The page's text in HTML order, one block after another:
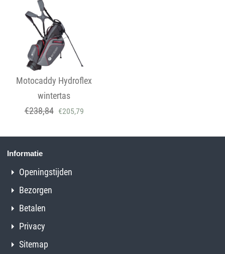
Motocaddy Hydroflex
wintertas
€238,84 €205,79
Informatie
Openingstijden
Bezorgen
Betalen
Privacy
Sitemap